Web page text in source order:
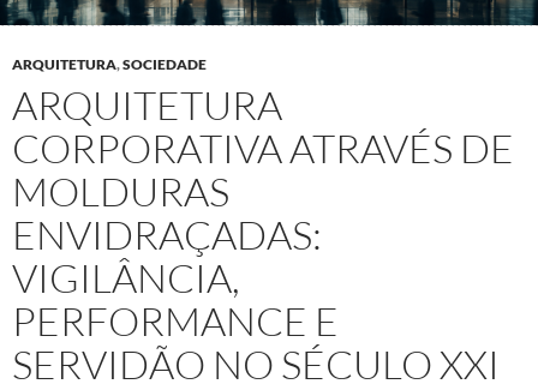
ARQUITETURA,SOCIEDADE
ARQUITETURA
CORPORATIVA ATRAVÉS DE
MOLDURAS
ENVIDRAÇADAS:
VIGILÂNCIA,
PERFORMANCE E
SERVIDÃO NO SÉCULO XXI